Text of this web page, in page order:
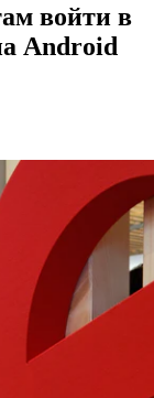
войти в
Android